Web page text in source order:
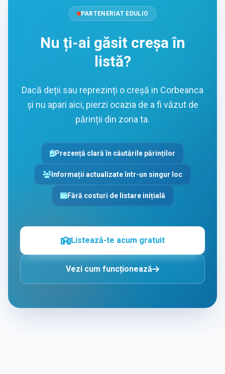
PARTENERIAT EDULIO
Nu ți-ai găsit creșa în
listă?
Dacă deții sau reprezinți o creșă in Corbeanca
și nu apari aici, pierzi ocazia de a fi văzut de
părinții din zona ta.
Prezență clară în căutările părinților
Informații actualizate într-un singur loc
Fără costuri de listare inițială
Listează-te acum gratuit
Vezi cum funcționează